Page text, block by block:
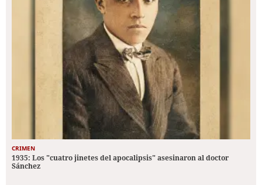
CRIMEN
1935: Los "cuatro jinetes del apocalipsis" asesinaron al doctor
Sánchez